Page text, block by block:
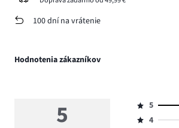
100 dní na vrátenie
Hodnotenia zákazníkov
5
Hodnotenie
5,
5
Hodnotenie
4